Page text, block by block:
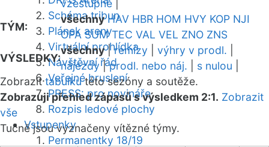
Schéma tribun
Plánek areny
Virtuální prohlídka
Návštěvní řád
Veřejné bruslení
PRESS: pro novináře
Rozpis ledové plochy
Vstupenky
Permanentky 18/19
vzestupně
TÝM:
všechny HAV HBR HOM HVY KOP NJI
OPA SUM TEC VAL VEL ZNO ZNS
VÝSLEDKY:
všechny|remízy výhry v prodl.
nájezdy|prodl. nebo náj. s nulou
Zobrazittabulkutéto sezóny a soutěže.
Zobrazuji přehled zápasů s výsledkem 2:1. Zobrazit
vše
Tučně jsou vyznačeny vítězné týmy.